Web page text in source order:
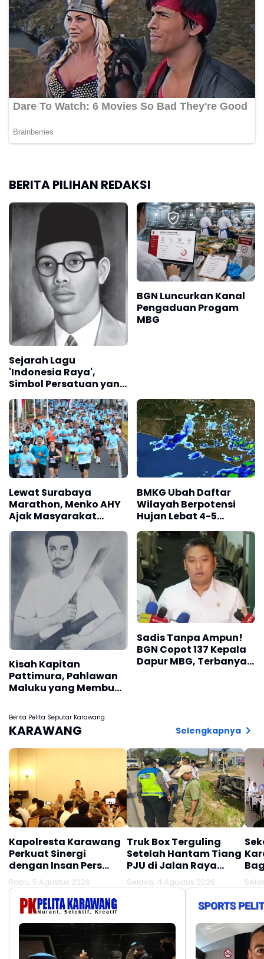
BERITA PILIHAN REDAKSI
Sejarah Lagu
'Indonesia Raya',
Simbol Persatuan yang
Kemerdekaan
BGN Luncurkan Kanal
Pengaduan Progam
MBG
Lewat Surabaya
Marathon, Menko AHY
Ajak Masyarakat
Bangun Bangsa Sehat
dan Produktif
BMKG Ubah Daftar
Wilayah Berpotensi
Hujan Lebat 4-5
Agustus 2026, Cek
Daerah Kalian
Kisah Kapitan
Pattimura, Pahlawan
Maluku yang Membuat
Sadis Tanpa Ampun!
BGN Copot 137 Kepala
Dapur MBG, Terbanyak
Berita Pelita Seputar Karawang
KARAWANG Selengkapnya
Kapolresta Karawang
Perkuat Sinergi
dengan Insan Pers
Melalui Silaturahmi
Bersama Media
Rabu, 5 Agustus 2026
Truk Box Terguling
Setelah Hantam Tiang
PJU di Jalan Raya
Interchange
Karawang Barat
Selasa, 4 Agustus 2026